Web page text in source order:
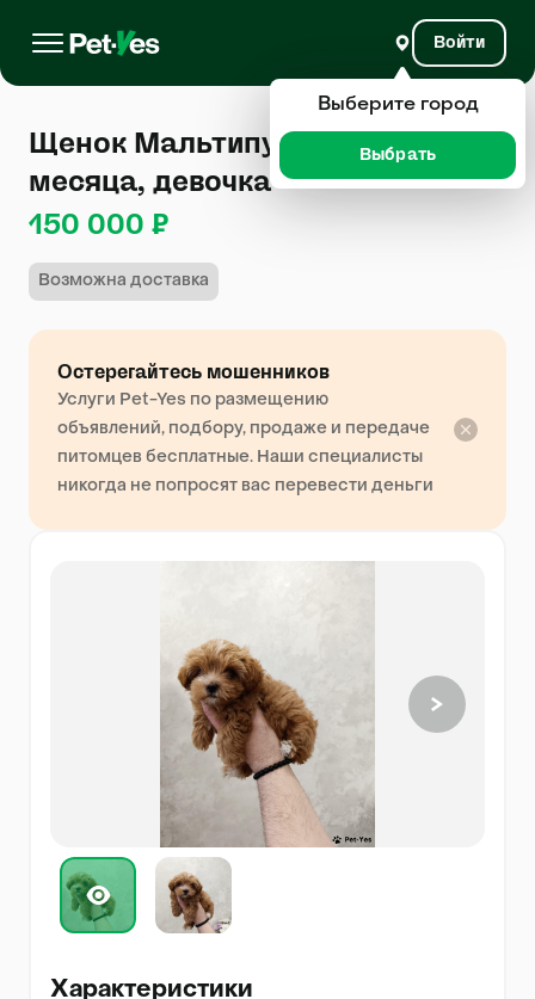
Войти
Щенок Мальтипу 1 год, 4
месяца, девочка
150 000 ₽
Возможна доставка
Остерегайтесь мошенников
Услуги Pet-Yes по размещению
объявлений, подбору, продаже и передаче
питомцев бесплатные. Наши специалисты
никогда не попросят вас перевести деньги
Характеристики
Выберите город
Выбрать